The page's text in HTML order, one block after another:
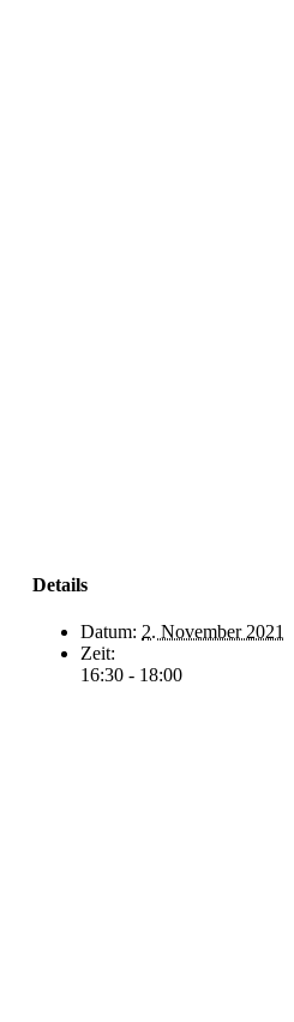
Details
Datum: 2. November 2021
Zeit:
16:30 - 18:00